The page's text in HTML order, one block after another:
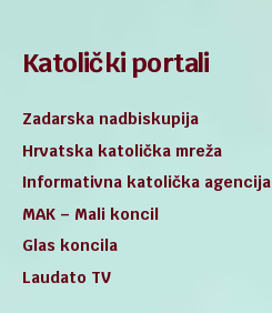
Katolički portali
Zadarska nadbiskupija
Hrvatska katolička mreža
Informativna katolička agencija
MAK – Mali koncil
Glas koncila
Laudato TV